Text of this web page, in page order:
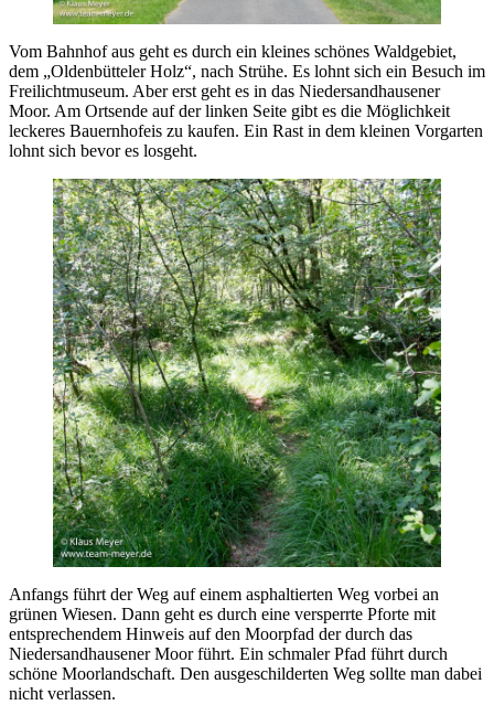
Vom Bahnhof aus geht es durch ein kleines schönes Waldgebiet,
dem „Oldenbütteler Holz“, nach Strühe. Es lohnt sich ein Besuch im
Freilichtmuseum. Aber erst geht es in das Niedersandhausener
Moor. Am Ortsende auf der linken Seite gibt es die Möglichkeit
leckeres Bauernhofeis zu kaufen. Ein Rast in dem kleinen Vorgarten
lohnt sich bevor es losgeht.
Anfangs führt der Weg auf einem asphaltierten Weg vorbei an
grünen Wiesen. Dann geht es durch eine versperrte Pforte mit
entsprechendem Hinweis auf den Moorpfad der durch das
Niedersandhausener Moor führt. Ein schmaler Pfad führt durch
schöne Moorlandschaft. Den ausgeschilderten Weg sollte man dabei
nicht verlassen.